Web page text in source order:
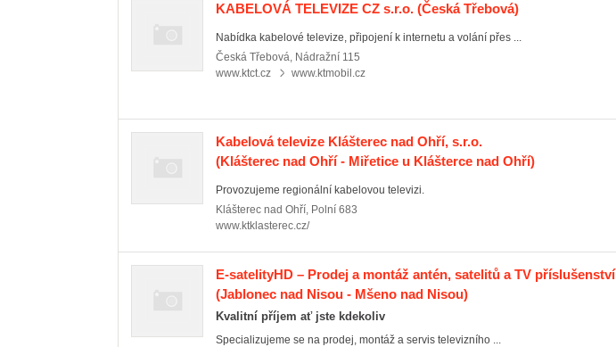
KABELOVÁ TELEVIZE CZ s.r.o. (Česká Třebová)
Nabídka kabelové televize, připojení k internetu a volání přes ...
Česká Třebová, Nádražní 115
www.ktct.cz
www.ktmobil.cz
Kabelová televize Klášterec nad Ohří, s.r.o.
(Klášterec nad Ohří - Miřetice u Klášterce nad Ohří)
Provozujeme regionální kabelovou televizi.
Klášterec nad Ohří, Polní 683
www.ktklasterec.cz/
E-satelityHD – Prodej a montáž antén, satelitů a TV příslušenství
(Jablonec nad Nisou - Mšeno nad Nisou)
Kvalitní příjem ať jste kdekoliv
Specializujeme se na prodej, montáž a servis televizního ...